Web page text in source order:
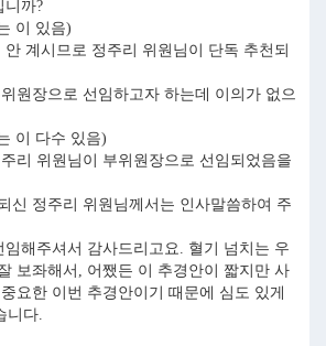
니까?
이 있음)
계시므로 정주리 위원님이 단독 추천되
원장으로 선임하고자 하는데 이의가 없으
이 다수 있음)
리 위원님이 부위원장으로 선임되었음을
신 정주리 위원님께서는 인사말씀하여 주
임해주셔서 감사드리고요. 혈기 넘치는 우
보좌해서, 어쨌든 이 추경안이 짧지만 사
요한 이번 추경안이기 때문에 심도 있게
니다.